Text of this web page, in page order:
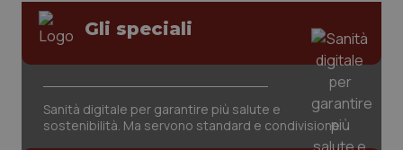
Gli speciali
Sanità digitale per garantire più salute e
sostenibilità. Ma servono standard e condivisione
tracking-enable
www.quotidianosanita.it